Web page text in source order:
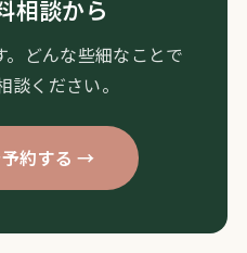
相談から
どんな些細なことで
談ください。
約する →